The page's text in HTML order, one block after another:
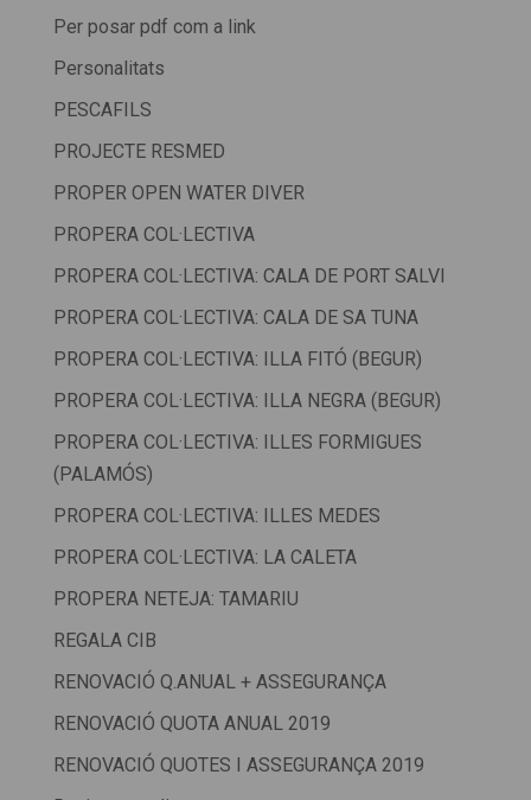
Per posar pdf com a link
Personalitats
PESCAFILS
PROJECTE RESMED
PROPER OPEN WATER DIVER
PROPERA COL·LECTIVA
PROPERA COL·LECTIVA: CALA DE PORT SALVI
PROPERA COL·LECTIVA: CALA DE SA TUNA
PROPERA COL·LECTIVA: ILLA FITÓ (BEGUR)
PROPERA COL·LECTIVA: ILLA NEGRA (BEGUR)
PROPERA COL·LECTIVA: ILLES FORMIGUES
(PALAMÓS)
PROPERA COL·LECTIVA: ILLES MEDES
PROPERA COL·LECTIVA: LA CALETA
PROPERA NETEJA: TAMARIU
REGALA CIB
RENOVACIÓ Q.ANUAL + ASSEGURANÇA
RENOVACIÓ QUOTA ANUAL 2019
RENOVACIÓ QUOTES I ASSEGURANÇA 2019